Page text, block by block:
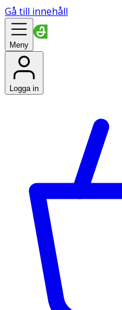
Gå till innehåll
Meny
Logga in